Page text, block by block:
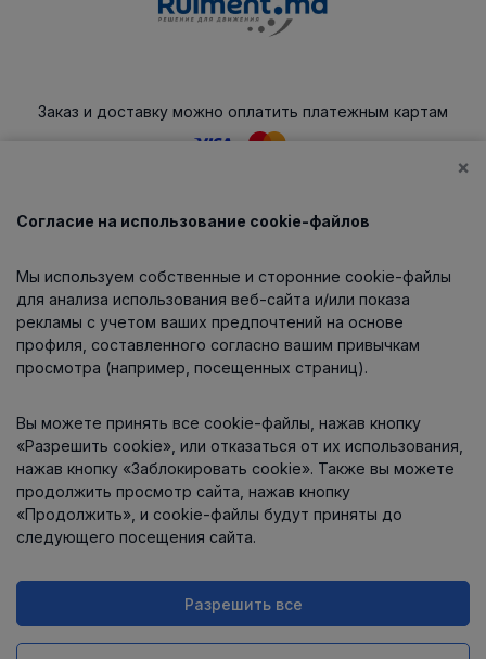
Заказ и доставку можно оплатить платежным картам
Каталог
О компании
Информация
Контакты
Интернет-магазин работает
×
Согласие на использование cookie-файлов
Мы используем собственные и сторонние cookie-файлы
для анализа использования веб-сайта и/или показа
рекламы с учетом ваших предпочтений на основе
профиля, составленного согласно вашим привычкам
просмотра (например, посещенных страниц).
Вы можете принять все cookie-файлы, нажав кнопку
«Разрешить cookie», или отказаться от их использования,
нажав кнопку «Заблокировать cookie». Также вы можете
продолжить просмотр сайта, нажав кнопку
«Продолжить», и cookie-файлы будут приняты до
следующего посещения сайта.
Разрешить все